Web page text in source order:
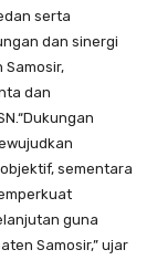
serta
dan sinergi
dan
sementara
guna
Samosir,” ujar